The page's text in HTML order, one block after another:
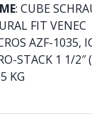
: CUBE
FIT VENEC
AZF-1035,
STACK 1 1/
KG